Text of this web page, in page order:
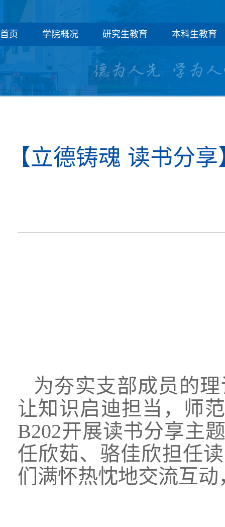
首页 学院概况 研究生教育 本科生教育
【立德铸魂 读书分
为夯实支部成员的
让知识启迪担当，师
B202开展读书分享主
任欣茹、骆佳欣担任
们满怀热忱地交流互